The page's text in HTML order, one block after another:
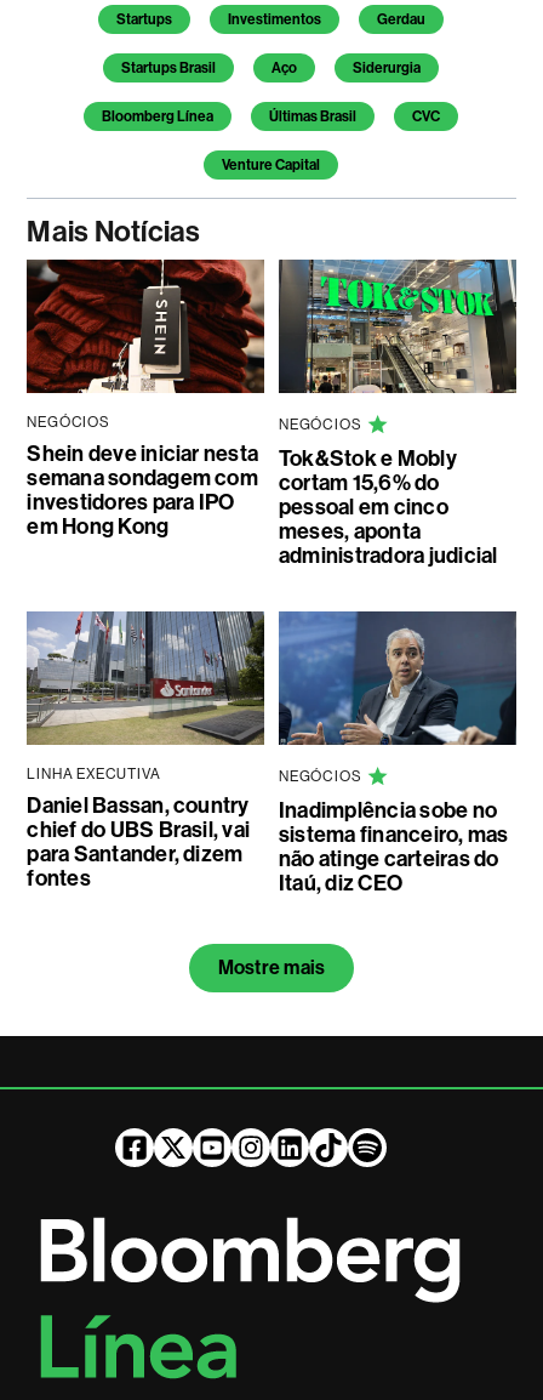
Temas deste artigo
Startups Investimentos Gerdau
Startups Brasil Aço Siderurgia
Bloomberg Línea Últimas Brasil CVC
Venture Capital
Mais Notícias
NEGÓCIOS
Shein deve iniciar nesta
semana sondagem com
investidores para IPO
em Hong Kong
NEGÓCIOS
Tok&Stok e Mobly
cortam 15,6% do
pessoal em cinco
meses, aponta
administradora judicial
LINHA EXECUTIVA
Daniel Bassan, country
chief do UBS Brasil, vai
para Santander, dizem
fontes
NEGÓCIOS
Inadimplência sobe no
sistema financeiro, mas
não atinge carteiras do
Itaú, diz CEO
Mostre mais